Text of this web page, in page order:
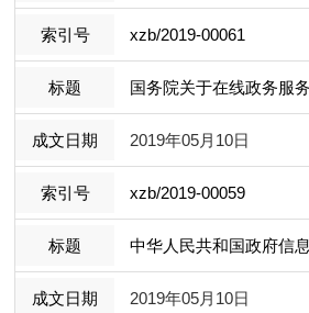
xzb/2019-00061
国务院关于在线政务服
2019年05月10日
xzb/2019-00059
中华人民共和国政府信
2019年05月10日